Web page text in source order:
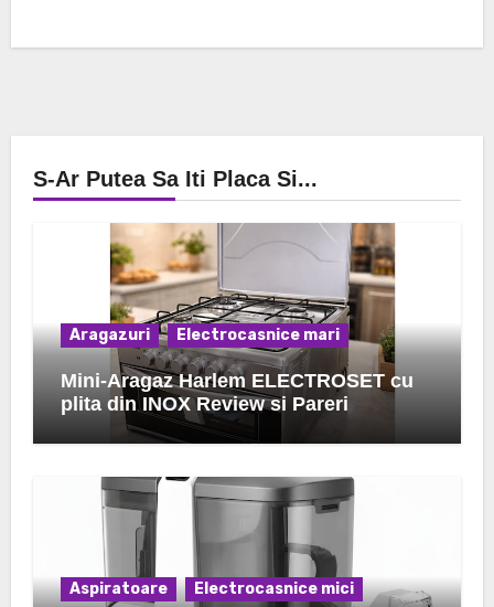
S-Ar Putea Sa Iti Placa Si...
Aragazuri Electrocasnice mari
Mini-Aragaz Harlem ELECTROSET cu
plita din INOX Review si Pareri
Aspiratoare Electrocasnice mici